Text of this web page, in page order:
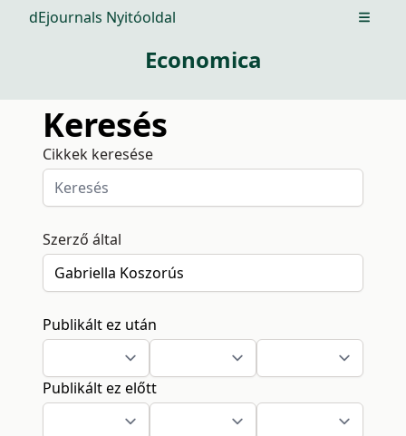
dEjournals Nyitóoldal Open
Economica
Keresés
Cikkek keresése
Szerző által
Publikált ez után
Publikált ez előtt